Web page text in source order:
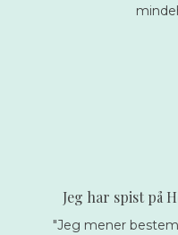
Jeg har spist på
"Jeg mener